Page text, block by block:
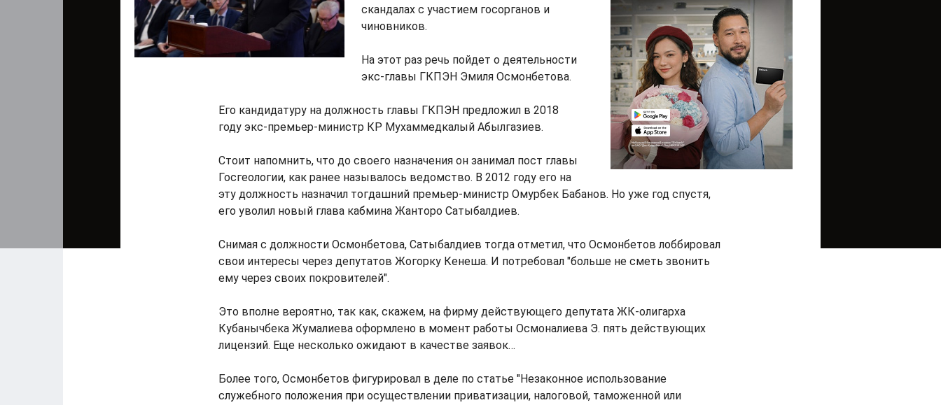
скандалах с участием госорганов и
чиновников.
На этот раз речь пойдет о деятельности
экс-главы ГКПЭН Эмиля Осмонбетова.
Его кандидатуру на должность главы ГКПЭН предложил в 2018
году экс-премьер-министр КР Мухаммедкалый Абылгазиев.
Стоит напомнить, что до своего назначения он занимал пост главы
Госгеологии, как ранее называлось ведомство. В 2012 году его на
эту должность назначил тогдашний премьер-министр Омурбек Бабанов. Но уже год спустя,
его уволил новый глава кабмина Жанторо Сатыбалдиев.
Снимая с должности Осмонбетова, Сатыбалдиев тогда отметил, что Осмонбетов лоббировал
свои интересы через депутатов Жогорку Кенеша. И потребовал "больше не сметь звонить
ему через своих покровителей".
Это вполне вероятно, так как, скажем, на фирму действующего депутата ЖК-олигарха
Кубанычбека Жумалиева оформлено в момент работы Осмоналиева Э. пять действующих
лицензий. Еще несколько ожидают в качестве заявок…
Более того, Осмонбетов фигурировал в деле по статье "Незаконное использование
служебного положения при осуществлении приватизации, налоговой, таможенной или